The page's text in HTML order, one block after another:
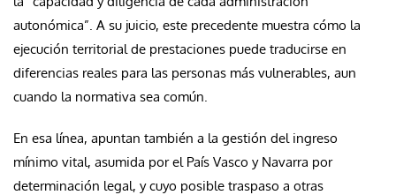
autonómica”. A su juicio, este precedente muestra cómo la
ejecución territorial de prestaciones puede traducirse en
diferencias reales para las personas más vulnerables, aun
cuando la normativa sea común.
En esa línea, apuntan también a la gestión del ingreso
mínimo vital, asumida por el País Vasco y Navarra por
determinación legal, y cuyo posible traspaso a otras